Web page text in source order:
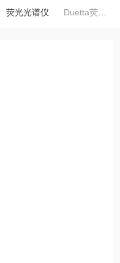
荧光光谱仪 Duetta荧光及吸收光谱仪